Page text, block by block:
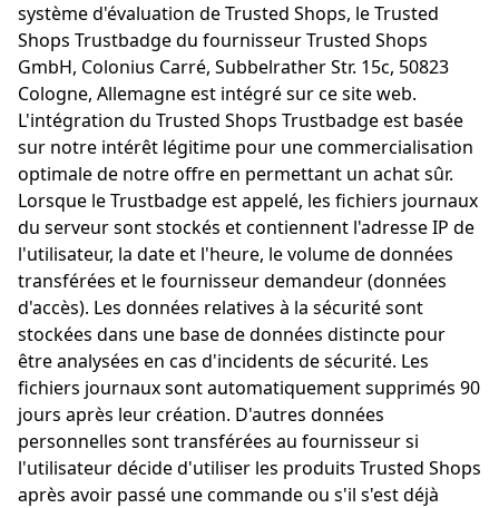
système d'évaluation de Trusted Shops, le Trusted
Shops Trustbadge du fournisseur Trusted Shops
GmbH, Colonius Carré, Subbelrather Str. 15c, 50823
Cologne, Allemagne est intégré sur ce site web.
L'intégration du Trusted Shops Trustbadge est basée
sur notre intérêt légitime pour une commercialisation
optimale de notre offre en permettant un achat sûr.
Lorsque le Trustbadge est appelé, les fichiers journaux
du serveur sont stockés et contiennent l'adresse IP de
l'utilisateur, la date et l'heure, le volume de données
transférées et le fournisseur demandeur (données
d'accès). Les données relatives à la sécurité sont
stockées dans une base de données distincte pour
être analysées en cas d'incidents de sécurité. Les
fichiers journaux sont automatiquement supprimés 90
jours après leur création. D'autres données
personnelles sont transférées au fournisseur si
l'utilisateur décide d'utiliser les produits Trusted Shops
après avoir passé une commande ou s'il s'est déjà